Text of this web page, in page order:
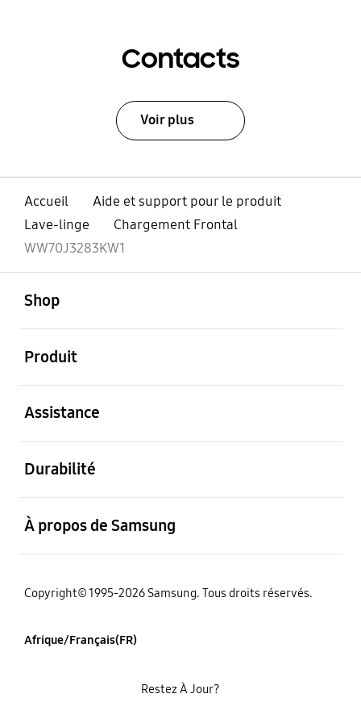
Contacts
Voir plus
Accueil
Aide et support pour le produit
Lave-linge
Chargement Frontal
WW70J3283KW1
Shop
Produit
Assistance
Durabilité
À propos de Samsung
Copyright© 1995-2026 Samsung. Tous droits réservés.
Afrique/Français(FR)
Restez À Jour?